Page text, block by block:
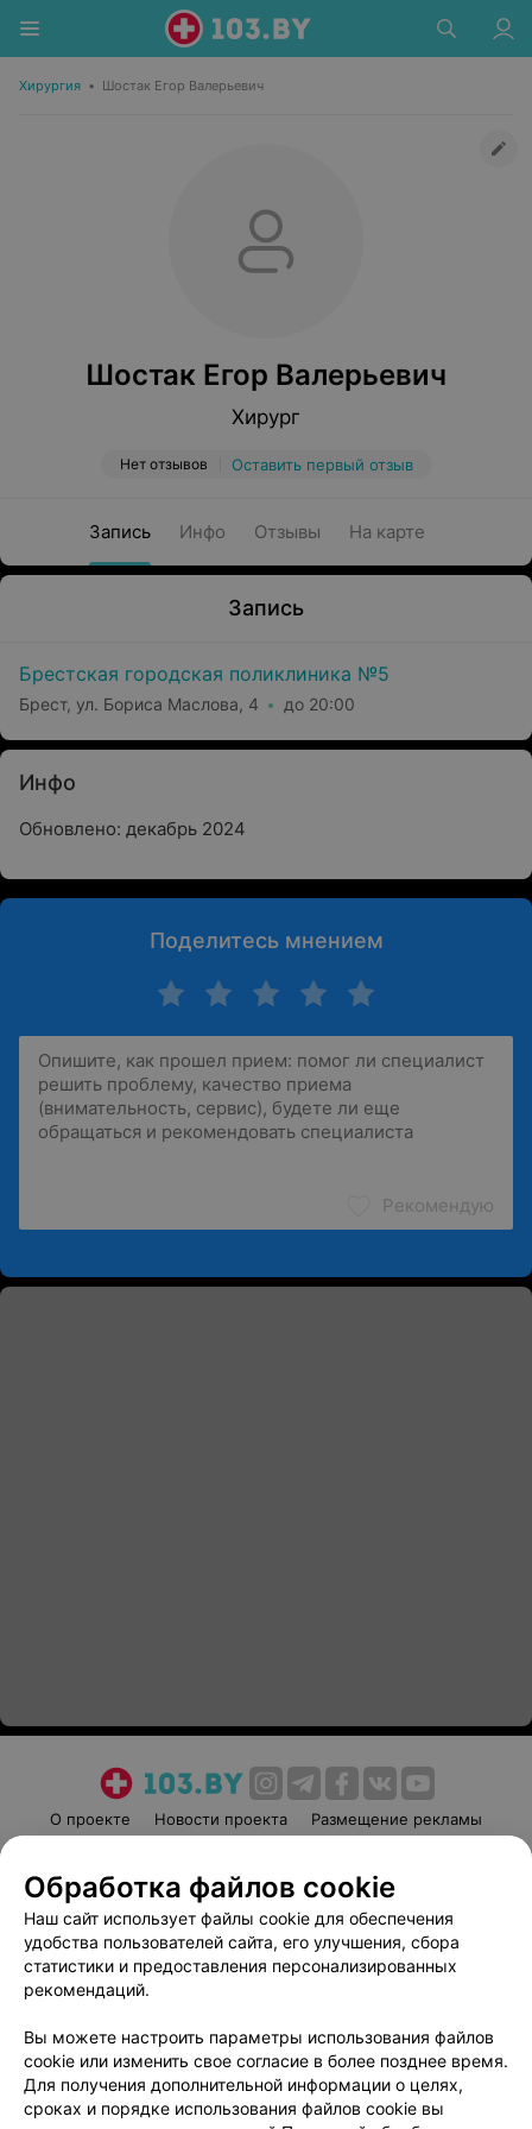
Хирургия • Шостак Егор Валерьевич
Шостак Егор Валерьевич
Хирург
Нет отзывов Оставить первый отзыв
Запись Инфо Отзывы На карте
Запись
Брестская городская поликлиника №5
Брест, ул. Бориса Маслова, 4 до 20:00
Инфо
Обновлено: декабрь 2024
Поделитесь мнением
Рекомендую
О проекте Новости проекта
Размещение рекламы
Пользовательское соглашение
Способы оплаты
Вакансии
Партнеры
Написать руководителю 103.by
Обработка персональных данных
Обработка файлов cookie
Наш сайт использует файлы cookie для обеспечения
удобства пользователей сайта, его улучшения, сбора
статистики и предоставления персонализированных
рекомендаций.
Вы можете настроить параметры использования файлов
cookie или изменить свое согласие в более позднее время.
Для получения дополнительной информации о целях,
сроках и порядке использования файлов cookie вы